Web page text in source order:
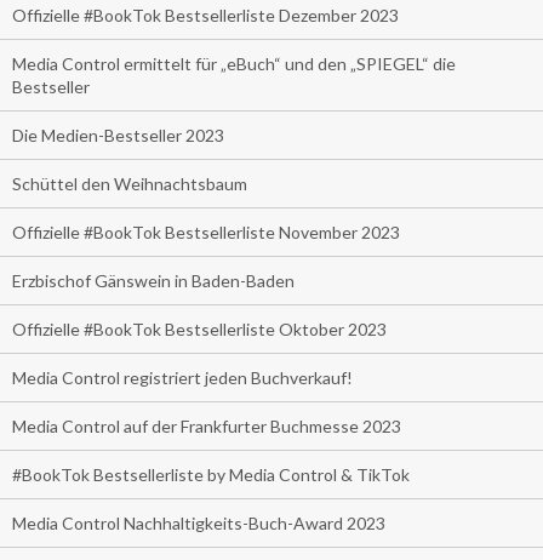
Offizielle #BookTok Bestsellerliste Dezember 2023
Media Control ermittelt für „eBuch“ und den „SPIEGEL“ die
Bestseller
Die Medien-Bestseller 2023
Schüttel den Weihnachtsbaum
Offizielle #BookTok Bestsellerliste November 2023
Erzbischof Gänswein in Baden-Baden
Offizielle #BookTok Bestsellerliste Oktober 2023
Media Control registriert jeden Buchverkauf!
Media Control auf der Frankfurter Buchmesse 2023
#BookTok Bestsellerliste by Media Control & TikTok
Media Control Nachhaltigkeits-Buch-Award 2023